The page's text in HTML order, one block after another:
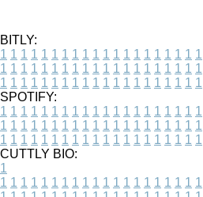
BITLY:
1 1 1 1 1 1 1 1 1 1 1 1 1 1 1 1 1 1 1 1
1 1 1 1 1 1 1 1 1 1 1 1 1 1 1 1 1 1 1 1
1 1 1 1 1 1 1 1 1 1 1 1 1 1 1 1 1 1 1 1
SPOTIFY:
1 1 1 1 1 1 1 1 1 1 1 1 1 1 1 1 1 1 1 1
1 1 1 1 1 1 1 1 1 1 1 1 1 1 1 1 1 1 1 1
1 1 1 1 1 1 1 1 1 1 1 1 1 1 1 1 1 1 1 1
CUTTLY BIO:
1
1 1 1 1 1 1 1 1 1 1 1 1 1 1 1 1 1 1 1 1